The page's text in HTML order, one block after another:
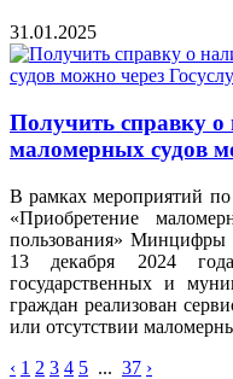
31.01.2025
Получить справку о
маломерных судов
В рамках мероприятий
«Приобретение
пользования»
13 декабря 2024
государственных и
граждан реализован
или отсутствии
‹ 1 2 3 4 5 ... 37 ›